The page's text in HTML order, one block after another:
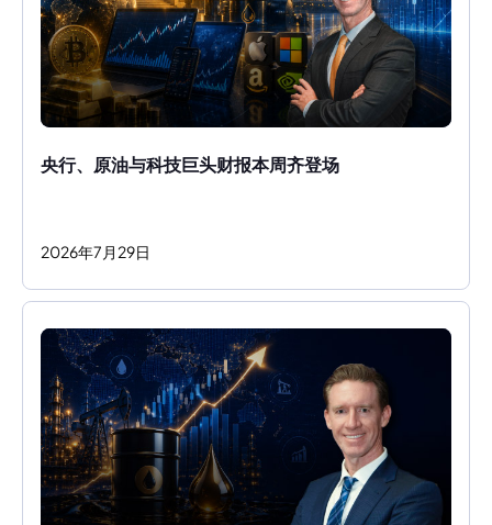
央行、原油与科技巨头财报本周齐登场
2026年7 月 29日